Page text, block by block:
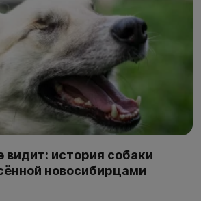
видит: история собаки
новосибирцами